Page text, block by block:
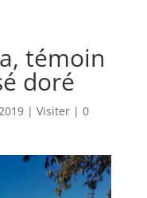
témoin
doré
| Visiter| 0